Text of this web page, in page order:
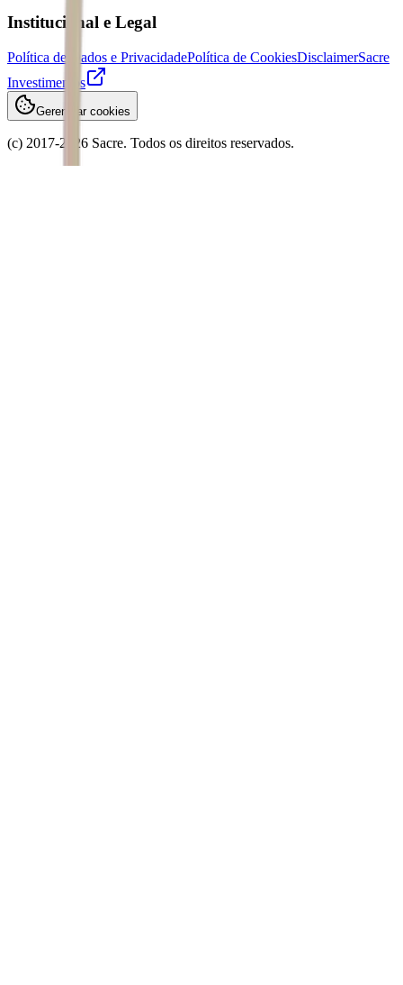
Institucional e Legal
Política de Dados e PrivacidadePolítica de CookiesDisclaimerSacre
Investimentos
Gerenciar cookies
(c) 2017-2026 Sacre. Todos os direitos reservados.